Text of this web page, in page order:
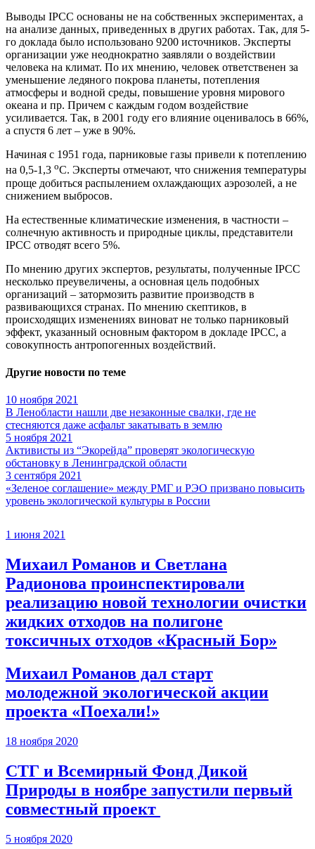
Выводы IPCC основаны не на собственных экспериментах, а
на анализе данных, приведенных в других работах. Так, для 5-
го доклада было использовано 9200 источников. Эксперты
организации уже неоднократно заявляли о воздействии
человека на климат. По их мнению, человек ответственен за
уменьшение ледяного покрова планеты, потепления
атмосферы и водной среды, повышение уровня мирового
океана и пр. Причем с каждым годом воздействие
усиливается. Так, в 2001 году его влияние оценивалось в 66%,
а спустя 6 лет – уже в 90%.
Начиная с 1951 года, парниковые газы привели к потеплению
на 0,5-1,3 оС. Эксперты отмечают, что снижения температуры
проще добиться распылением охлаждающих аэрозолей, а не
снижением выбросов.
На естественные климатические изменения, в частности –
солнечную активность и природные циклы, представители
IPCC отводят всего 5%.
По мнению других экспертов, результаты, полученные IPCC
несколько преувеличены, а основная цель подобных
организаций – затормозить развитие производств в
развивающихся странах. По мнению скептиков, в
происходящих изменениях виноват не только парниковый
эффект, указанный основным фактором в докладе IPCC, а
совокупность антропогенных воздействий.
Другие новости по теме
10 ноября 2021
В Ленобласти нашли две незаконные свалки, где не
стесняются даже асфальт закатывать в землю
5 ноября 2021
Активисты из “Экорейда” проверят экологическую
обстановку в Ленинградской области
3 сентября 2021
«Зеленое соглашение» между РМГ и РЭО призвано повысить
уровень экологической культуры в России
1 июня 2021
Михаил Романов и Светлана
Радионова проинспектировали
реализацию новой технологии очистки
жидких отходов на полигоне
токсичных отходов «Красный Бор»
Михаил Романов дал старт
молодежной экологической акции
проекта «Поехали!»
18 ноября 2020
СТГ и Всемирный Фонд Дикой
Природы в ноябре запустили первый
совместный проект
5 ноября 2020